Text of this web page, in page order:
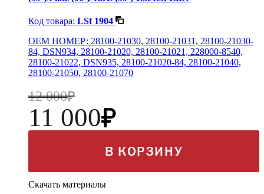
Код товара: LSt 1904
OEM НОМЕР: 28100-21030, 28100-21031, 28100-21030-
84, DSN934, 28100-21020, 28100-21021, 228000-8540,
28100-21022, DSN935, 28100-21020-84, 28100-21040,
28100-21050, 28100-21070
12 000
11 000
В КОРЗИНУ
Скачать материалы